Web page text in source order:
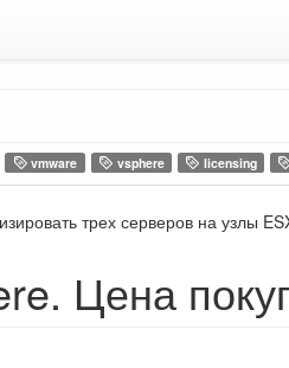
vmware vsphere licensing
трех серверов на узлы
Цена